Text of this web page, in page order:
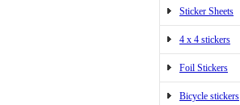
Sticker Sheets
4 x 4 stickers
Foil Stickers
Bicycle stickers